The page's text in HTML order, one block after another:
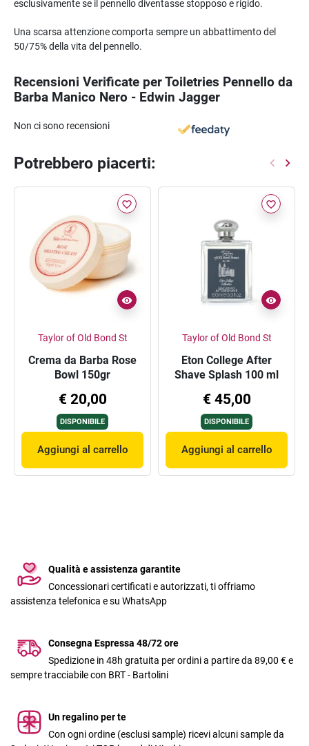
esclusivamente se il pennello diventasse stopposo e rigido.
Una scarsa attenzione comporta sempre un abbattimento del
50/75% della vita del pennello.
Recensioni Verificate per Toiletries Pennello da
Barba Manico Nero - Edwin Jagger
Non ci sono recensioni
Potrebbero piacerti:
favorite_border
Taylor of Old Bond St
Crema da Barba Rose
Bowl 150gr
€ 20,00
DISPONIBILE
Aggiungi al carrello
favorite_border
Taylor of Old Bond St
Eton College After
Shave Splash 100 ml
€ 45,00
DISPONIBILE
Aggiungi al carrello
Qualità e assistenza garantite
Concessionari certificati e autorizzati, ti offriamo
assistenza telefonica e su WhatsApp
Consegna Espressa 48/72 ore
Spedizione in 48h gratuita per ordini a partire da 89,00 € e
sempre tracciabile con BRT - Bartolini
Un regalino per te
Con ogni ordine (esclusi sample) ricevi alcuni sample da